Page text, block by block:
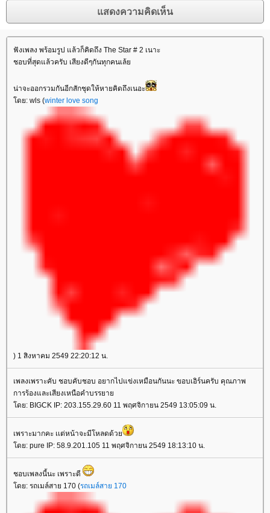
ฟังเพลง พร้อมรูป แล้วก็คิดถึง The Star # 2 เนาะ
ชอบที่สุดแล้วครับ เสียงดีๆกันทุกคนเล้ย
น่าจะออกรวมกันอีกสักชุดให้หายคิดถึงเนอะ
โดย: wls (winter love song
) 1 สิงหาคม 2549 22:20:12 น.
เพลงเพราะคับ ชอบคับชอบ อยากไปแข่งเหมือนกันนะ ขอบเอิร์นครับ คุณภาพ
การร้องและเสียงเหนือคำบรรยาย
โดย: BIGCK IP: 203.155.29.60 11 พฤศจิกายน 2549 13:05:09 น.
เพราะมากคะ เเต่หน้าจะมีโหลดด้วย
โดย: pure IP: 58.9.201.105 11 พฤศจิกายน 2549 18:13:10 น.
ชอบเพลงนี้นะ เพราะดี
โดย: รถเมล์สาย 170 (รถเมล์สาย 170